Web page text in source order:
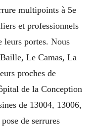
multipoints à 5e
et professionnels
leurs portes. Nous
Le Camas, La
proches de
de la Conception
de 13004, 13006,
de serrures